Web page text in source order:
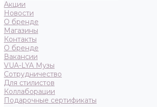
Акции
Новости
О бренде
Магазины
Контакты
О бренде
Вакансии
VUA-LYA Музы
Сотрудничество
Для стилистов
Коллаборации
Подарочные сертификаты